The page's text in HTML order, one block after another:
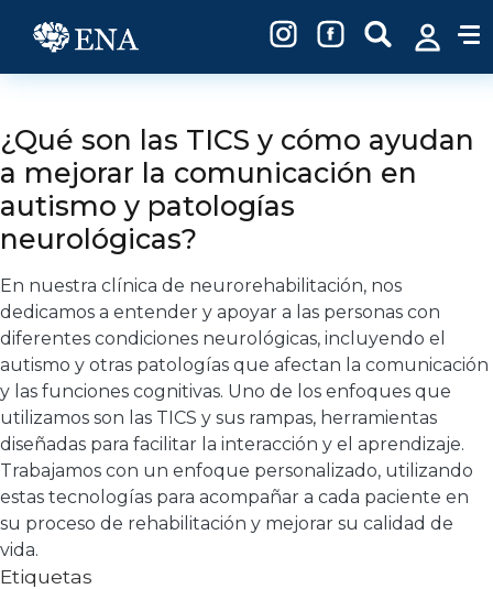
¿Qué son las TICS y cómo ayudan
a mejorar la comunicación en
autismo y patologías
neurológicas?
En nuestra clínica de neurorehabilitación, nos
dedicamos a entender y apoyar a las personas con
diferentes condiciones neurológicas, incluyendo el
autismo y otras patologías que afectan la comunicación
y las funciones cognitivas. Uno de los enfoques que
utilizamos son las TICS y sus rampas, herramientas
diseñadas para facilitar la interacción y el aprendizaje.
Trabajamos con un enfoque personalizado, utilizando
estas tecnologías para acompañar a cada paciente en
su proceso de rehabilitación y mejorar su calidad de
vida.
Etiquetas